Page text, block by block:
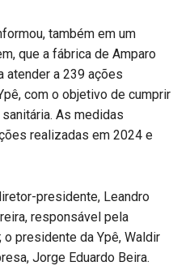
também em um
que a fábrica de Amparo
atender a 239 ações
com o objetivo de cumprir
As medidas
realizadas em 2024 e
presidente, Leandro
responsável pela
presidente da Ypê, Waldir
Jorge Eduardo Beira.